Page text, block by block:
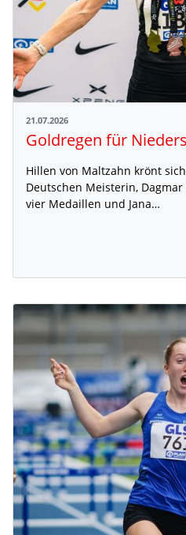
21.07.2026
Hillen von Maltzahn krönt
Deutschen Meisterin,
vier Medaillen und Jana…